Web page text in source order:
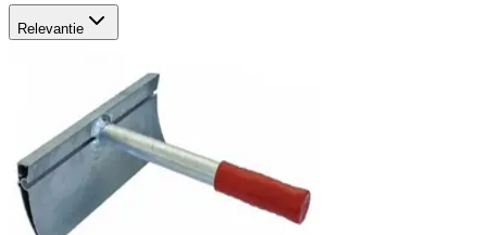
Relevantie